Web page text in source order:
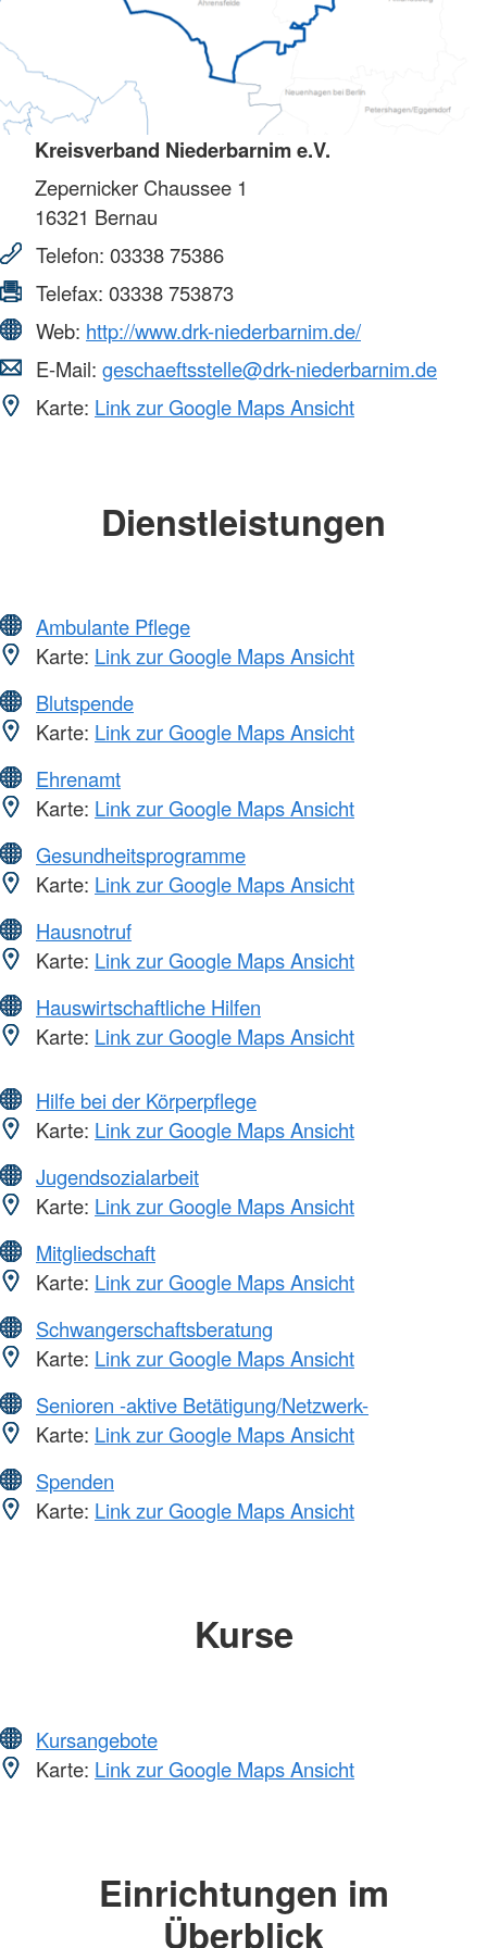
Kreisverband Niederbarnim e.V.
Zepernicker Chaussee 1
16321 Bernau
Telefon: 03338 75386
Telefax: 03338 753873
Web: http://www.drk-niederbarnim.de/
E-Mail: geschaeftsstelle@drk-niederbarnim.de
Karte: Link zur Google Maps Ansicht
Dienstleistungen
Ambulante Pflege
Karte: Link zur Google Maps Ansicht
Blutspende
Karte: Link zur Google Maps Ansicht
Ehrenamt
Karte: Link zur Google Maps Ansicht
Gesundheitsprogramme
Karte: Link zur Google Maps Ansicht
Hausnotruf
Karte: Link zur Google Maps Ansicht
Hauswirtschaftliche Hilfen
Karte: Link zur Google Maps Ansicht
Hilfe bei der Körperpflege
Karte: Link zur Google Maps Ansicht
Jugendsozialarbeit
Karte: Link zur Google Maps Ansicht
Mitgliedschaft
Karte: Link zur Google Maps Ansicht
Schwangerschaftsberatung
Karte: Link zur Google Maps Ansicht
Senioren -aktive Betätigung/Netzwerk-
Karte: Link zur Google Maps Ansicht
Spenden
Karte: Link zur Google Maps Ansicht
Kurse
Kursangebote
Karte: Link zur Google Maps Ansicht
Einrichtungen im
Überblick